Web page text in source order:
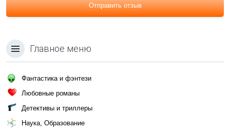
Отправить отзыв
Главное меню
Фантастика и фэнтези
Любовные романы
Детективы и триллеры
Наука, Образование